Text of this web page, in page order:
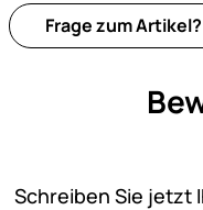
Frage zum Artikel?
Schreiben Sie jetzt